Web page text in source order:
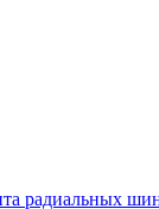
радиальных